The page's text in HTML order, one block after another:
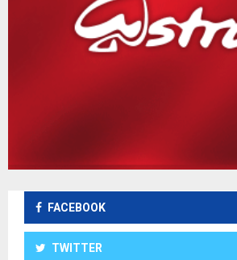
FACEBOOK
TWITTER